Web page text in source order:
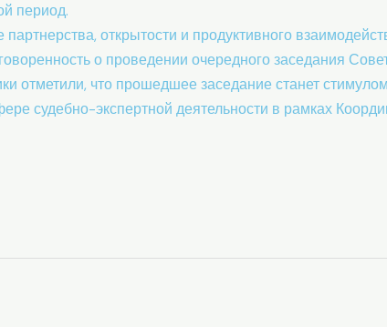
период.
открытости и продуктивного
о проведении очередного заседания
отметили, что прошедшее заседание станет
судебно-экспертной деятельности в рамках